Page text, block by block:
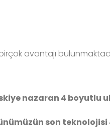
avantajı
nazaran 4 boyutlu
son